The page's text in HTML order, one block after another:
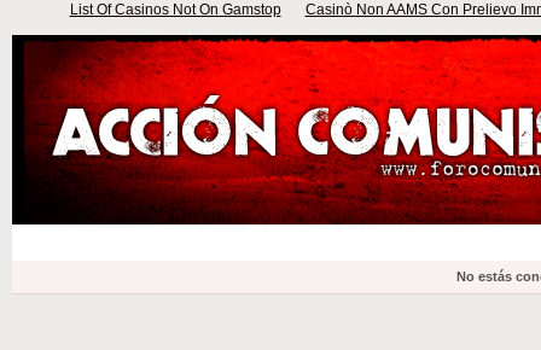
List Of Casinos Not On Gamstop Casinò Non AAMS Con Prelievo
No estás